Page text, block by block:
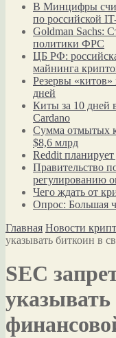
В Минцифры
по российской
Goldman Sachs:
политики ФРС
ЦБ РФ:
майнинга
Резервы «китов»
дней
Киты за 10 дней
Cardano
Сумма отмытых
$8,6 млрд
Reddit
Правительство
регулированию
Чего ждать от
Опрос: Большая
Главная Новости
указывать биткоин в
SEC
указывать